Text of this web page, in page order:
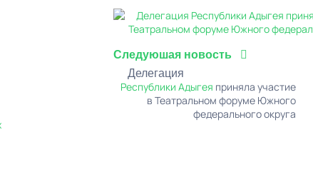
Следуюшая новость
Делегация
Республики Адыгея приняла участие
в Театральном форуме Южного
федерального округа